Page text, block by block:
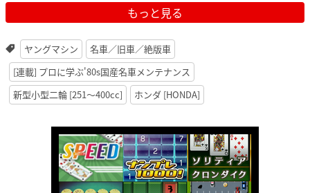
もっと見る
ヤングマシン
名車／旧車／絶版車
[連載] プロに学ぶ'80s国産名車メンテナンス
新型小型二輪 [251〜400cc]
ホンダ [HONDA]